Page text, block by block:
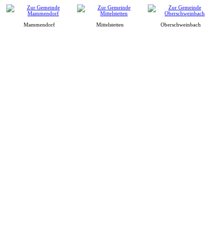
Mammendorf Mittelstetten Oberschweinbach